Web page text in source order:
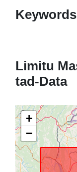
Keywords
Limitu
tad-Data
+
−